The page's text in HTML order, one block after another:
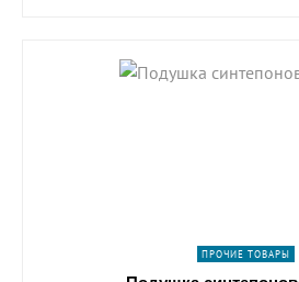
shopping_cart В
ПРОЧИЕ ТОВАРЫ